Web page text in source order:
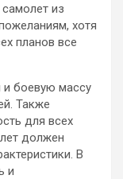
из
хотя
планов все
боевую массу
Также
для всех
должен
В
и